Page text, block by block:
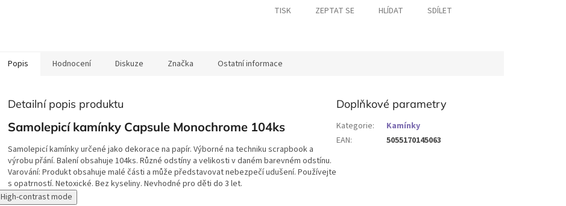
TISK ZEPTAT SE HLÍDAT SDÍLET
Popis Hodnocení Diskuze Značka Ostatní informace
Detailní popis produktu
Samolepicí kamínky Capsule Monochrome 104ks
Samolepicí kamínky určené jako dekorace na papír. Výborné na techniku scrapbook a
výrobu přání. Balení obsahuje 104ks. Různé odstíny a velikosti v daném barevném odstínu.
Varování: Produkt obsahuje malé části a může představovat nebezpečí udušení. Používejte
s opatrností. Netoxické. Bez kyseliny. Nevhodné pro děti do 3 let.
Doplňkové parametry
Kategorie:
Kamínky
EAN: 5055170145063
High-contrast mode